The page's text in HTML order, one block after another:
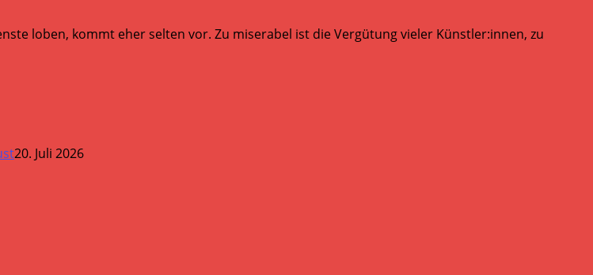
loben, kommt eher selten vor. Zu miserabel ist die Vergütung vieler Künstler:innen, zu
20. Juli 2026